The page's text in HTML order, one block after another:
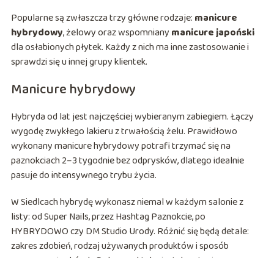
Popularne są zwłaszcza trzy główne rodzaje: manicure
hybrydowy, żelowy oraz wspomniany manicure japoński
dla osłabionych płytek. Każdy z nich ma inne zastosowanie i
sprawdzi się u innej grupy klientek.
Manicure hybrydowy
Hybryda od lat jest najczęściej wybieranym zabiegiem. Łączy
wygodę zwykłego lakieru z trwałością żelu. Prawidłowo
wykonany manicure hybrydowy potrafi trzymać się na
paznokciach 2–3 tygodnie bez odprysków, dlatego idealnie
pasuje do intensywnego trybu życia.
W Siedlcach hybrydę wykonasz niemal w każdym salonie z
listy: od Super Nails, przez Hashtag Paznokcie, po
HYBRYDOWO czy DM Studio Urody. Różnić się będą detale:
zakres zdobień, rodzaj używanych produktów i sposób